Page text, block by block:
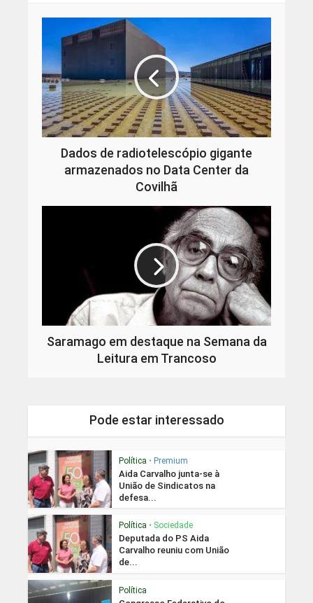
Dados de radiotelescópio gigante
armazenados no Data Center da
Covilhã
Saramago em destaque na Semana da
Leitura em Trancoso
Pode estar interessado
Política • Premium
Aida Carvalho junta-se à
União de Sindicatos na
defesa...
Política • Sociedade
Deputada do PS Aida
Carvalho reuniu com União
de...
Política